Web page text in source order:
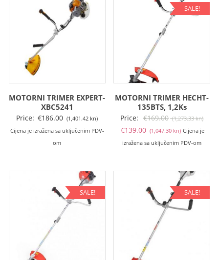
kn).
MOTORNI TRIMER EXPERT-
XBC5241
Price: €186.00 (1,401.42 kn)
Cijena je izražena sa uključenim PDV-
om
SALE!
MOTORNI TRIMER HECHT-
135BTS, 1,2Ks
Price: €169.00 (1,273.33 kn)
€139.00 (1,047.30 kn)Trenutna
cijena
(1,047.30
kn).
Cijena je
izražena sa uključenim PDV-om
SALE! SALE!